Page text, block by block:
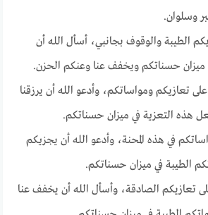
وسلوان.
الطيبة والوقوف بجانبي، أسأل الله أن
حسناتكم ويخفف عنا وعنكم الحزن.
تعازيكم ومواساتكم، وأدعو الله أن يرزقنا
هذه التعزية في ميزان حسناتكم.
في هذه المحنة، وأدعو الله أن يجزيكم
الطيبة في ميزان حسناتكم.
تعازيكم الصادقة، وأسأل الله أن يخفف عنا